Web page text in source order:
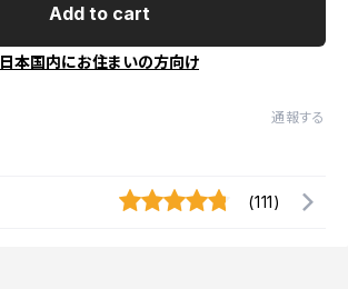
Add to cart
日本国内にお住まいの方向け
通報する
(111)